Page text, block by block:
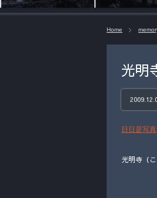
Home
光明
日日是写真
光明寺（